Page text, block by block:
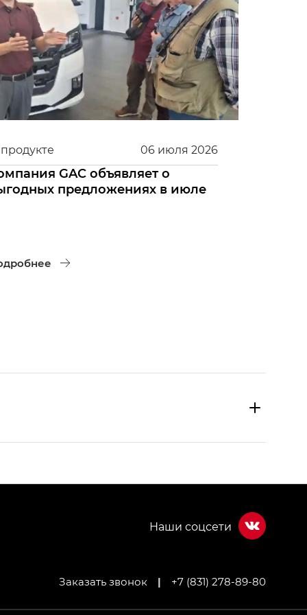
06 июля 2026
GAC объявляет о
предложениях в июле
Заказать звонок | +7 (831) 278-89-80